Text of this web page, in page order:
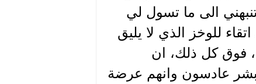
الى ما تسول لي
للوخز الذي لا يليق
فوق كل ذلك، ان
بشر عادسون وانهم عرضة